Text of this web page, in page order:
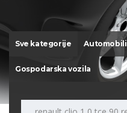
Sve kategorije Automobili
Gospodarska vozila